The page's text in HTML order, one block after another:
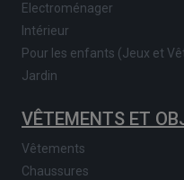
Electroménager
Intérieur
Pour les enfants (Jeux et
Jardin
VÊTEMENTS ET
Vêtements
Chaussures